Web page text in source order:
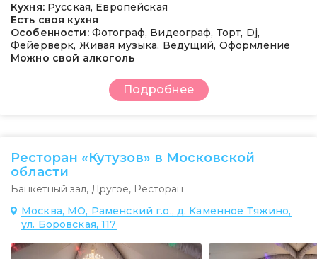
Кухня: Русская, Европейская
Есть своя кухня
Особенности: Фотограф, Видеограф, Торт, Dj,
Фейерверк, Живая музыка, Ведущий, Оформление
Можно свой алкоголь
Подробнее
Ресторан «Кутузов» в Московской
области
Банкетный зал, Другое, Ресторан
Москва, МО, Раменский г.о., д. Каменное Тяжино,
ул. Боровская, 117